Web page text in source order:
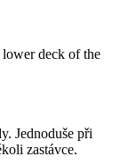
lower deck of the
Jednoduše při
zastávce.